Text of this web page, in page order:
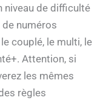
niveau de difficulté
numéros
couplé, le multi, le
Attention, si
les mêmes
règles